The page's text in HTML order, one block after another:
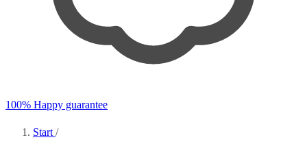
100% Happy guarantee
Start /